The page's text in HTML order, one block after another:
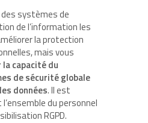
systèmes de
de l’information les
la protection
mais vous
capacité du
de sécurité globale
données. Il est
du personnel
RGPD.